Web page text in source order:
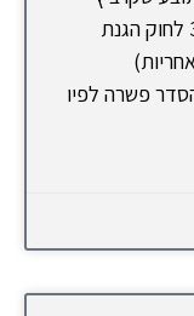
אינה עומדת בדרישות תיקון מספר 31 לחוק הגנת